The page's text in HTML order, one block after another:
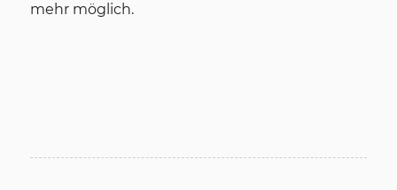
mehr möglich.